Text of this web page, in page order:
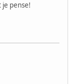
pense!